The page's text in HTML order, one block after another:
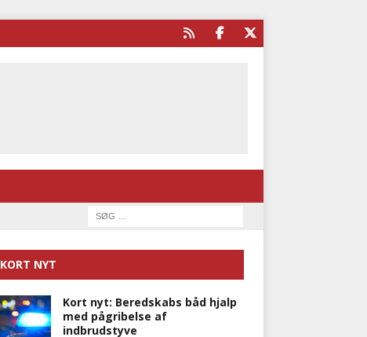
KORT NYT
Kort nyt: Beredskabs båd hjalp
med pågribelse af
indbrudstyve